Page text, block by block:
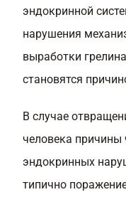
эндокринной
нарушения
выработки
становятся
В случае
человека
эндокринных
типично